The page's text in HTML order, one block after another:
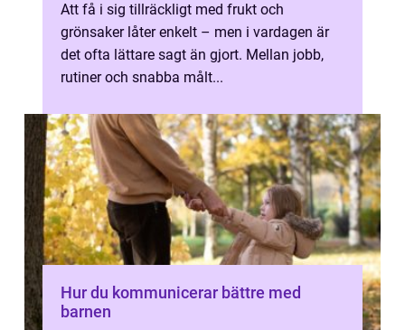
Att få i sig tillräckligt med frukt och
grönsaker låter enkelt – men i vardagen är
det ofta lättare sagt än gjort. Mellan jobb,
rutiner och snabba målt...
Hur du kommunicerar bättre med
barnen